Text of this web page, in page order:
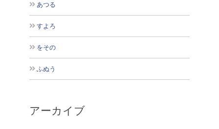
あつる
すよろ
をその
ふぬう
アーカイブ